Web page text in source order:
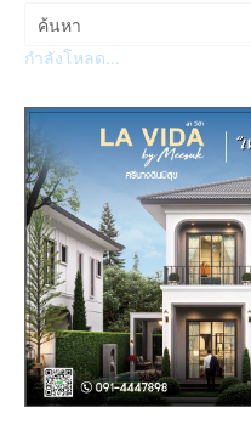
กำลังโหลด...